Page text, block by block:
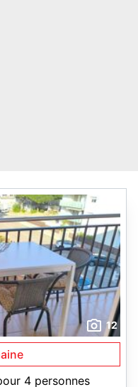
12
4 personnes